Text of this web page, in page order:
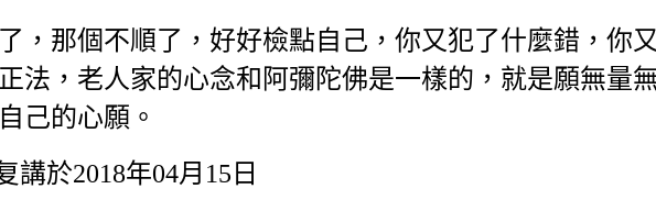
那個不順了，好好檢點自己，你又犯了什麼錯，你
法，老人家的心念和阿彌陀佛是一樣的，就是願無量
己的心願。
於2018年04月15日